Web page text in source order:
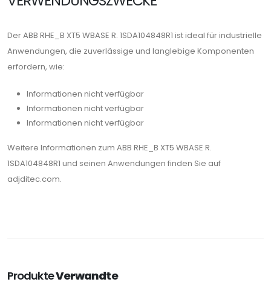
Der ABB RHE_B XT5 WBASE R. 1SDA104848R1 ist ideal für industrielle
Anwendungen, die zuverlässige und langlebige Komponenten
erfordern, wie:
Informationen nicht verfügbar
Informationen nicht verfügbar
Informationen nicht verfügbar
Weitere Informationen zum ABB RHE_B XT5 WBASE R.
1SDA104848R1 und seinen Anwendungen finden Sie auf
adjditec.com.
ProdukteVerwandte